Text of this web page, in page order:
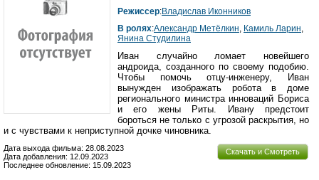
Режиссер:Владислав Иконников
В ролях:Александр Метёлкин, Камиль Ларин,
Янина Студилина
Иван случайно ломает новейшего
андроида, созданного по своему подобию.
Чтобы помочь отцу-инженеру, Иван
вынужден изображать робота в доме
регионального министра инноваций Бориса
и его жены Риты. Ивану предстоит
бороться не только с угрозой раскрытия, но
и с чувствами к неприступной дочке чиновника.
Скачать и Смотреть
Дата выхода фильма: 28.08.2023
Дата добавления: 12.09.2023
Последнее обновление: 15.09.2023